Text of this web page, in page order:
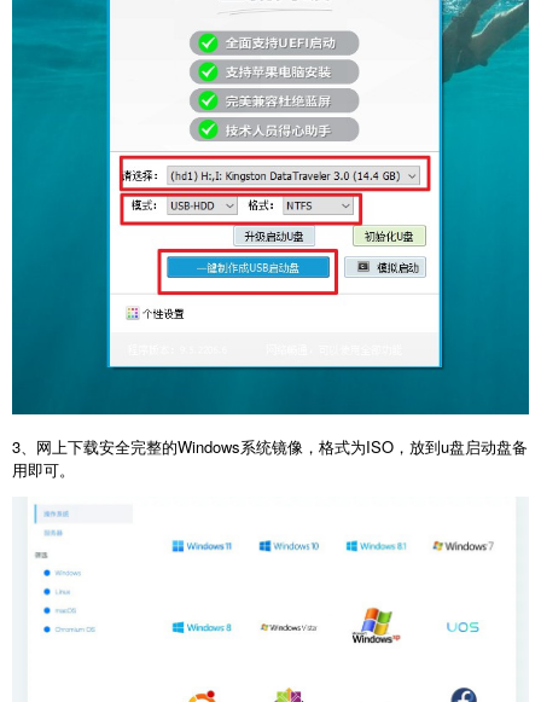
3、网上下载安全完整的Windows系统镜像，格式为ISO，放到u盘启动盘备
用即可。